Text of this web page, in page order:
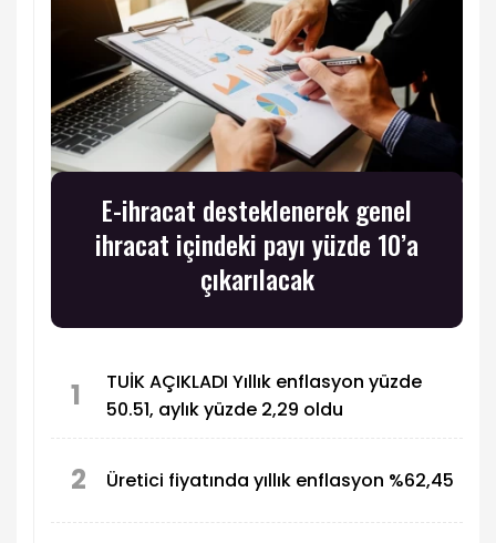
E-ihracat desteklenerek genel
ihracat içindeki payı yüzde 10’a
çıkarılacak
1
TUİK AÇIKLADI Yıllık enflasyon yüzde
50.51, aylık yüzde 2,29 oldu
2 Üretici fiyatında yıllık enflasyon %62,45